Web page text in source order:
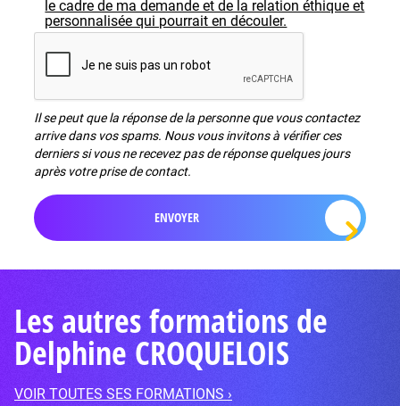
le cadre de ma demande et de la relation éthique et
personnalisée qui pourrait en découler.
Il se peut que la réponse de la personne que vous contactez
arrive dans vos spams. Nous vous invitons à vérifier ces
derniers si vous ne recevez pas de réponse quelques jours
après votre prise de contact.
Les autres formations de
Delphine CROQUELOIS
VOIR TOUTES SES FORMATIONS ›